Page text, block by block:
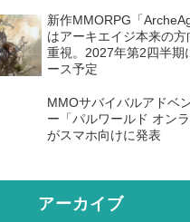
新作MMORPG「
はアーキエイジ本来の方
重視。2027年第2四半期
ース予定
MMOサバイバルアドベ
ー「パルワールド オンラ
がスマホ向けに発表
アーカイブ